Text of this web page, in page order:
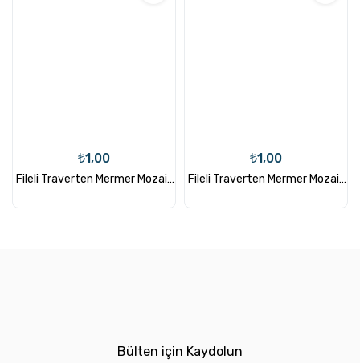
₺1,00
Fileli Traverten Mermer Mozaik
₺1,00
Fileli Traverten Mermer Mozaik
Bülten için Kaydolun